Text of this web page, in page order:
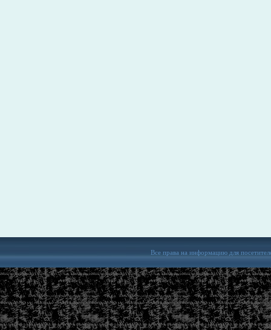
Все права на информацию для